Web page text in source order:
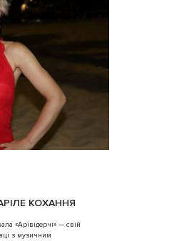
КОХАННЯ
«Арівідерчі» — свій
з музичним